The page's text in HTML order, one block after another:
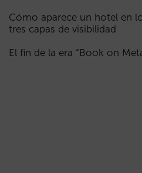
Cómo aparece un hotel en
tres capas de visibilidad
El fin de la era “Book on